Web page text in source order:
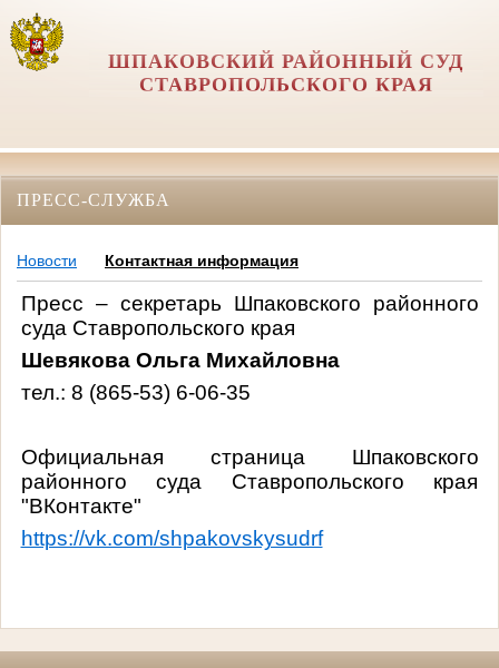
ШПАКОВСКИЙ РАЙОННЫЙ СУД
СТАВРОПОЛЬСКОГО КРАЯ
ПРЕСС-СЛУЖБА
Новости Контактная информация
Пресс – секретарь Шпаковского районного
суда Ставропольского края
Шевякова Ольга Михайловна
тел.: 8 (865-53) 6-06-35
Официальная страница Шпаковского
районного суда Ставропольского края
"ВКонтакте"
https://vk.com/shpakovskysudrf